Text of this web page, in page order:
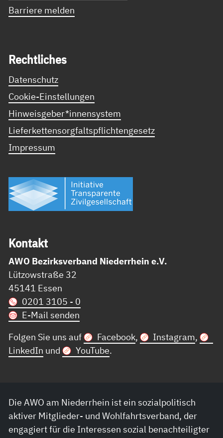
Barriere melden
Recht­li­ches
Datenschutz
Cookie-Einstellungen
Hinweisgeber*innensystem
Lieferkettensorgfaltspflichtengesetz
Impressum
Kon­takt
AWO Bezirksverband Niederrhein e.V.
Lützowstraße 32
45141 Essen
0201 3105 - 0
E-Mail senden
Folgen Sie uns auf
Facebook, Instagram,
LinkedIn und YouTube.
Die AWO am Niederrhein ist ein sozialpolitisch
aktiver Mitglieder- und Wohlfahrtsverband, der
engagiert für die Interessen sozial benachteiligter